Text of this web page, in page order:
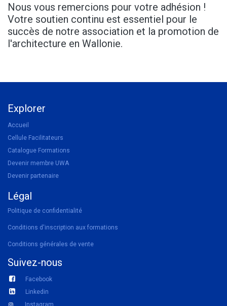
Nous vous remercions pour votre adhésion !
Votre soutien continu est essentiel pour le
succès de notre association et la promotion de
l'architecture en Wallonie.
Explorer
Accueil
Cellule Facilitateurs
Catalogue Formations
Devenir membre UWA
Devenir partenaire
Légal
Politique de confidentialité
Conditions d'inscription aux formations
Conditions générales de vente
Suivez-nous
Facebook
Linkedin
Instagram